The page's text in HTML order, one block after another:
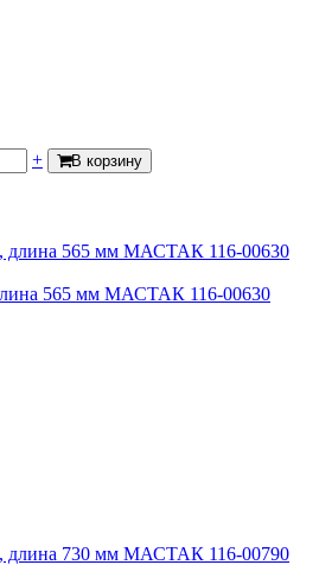
+ В корзину
565 мм МАСТАК 116-00630